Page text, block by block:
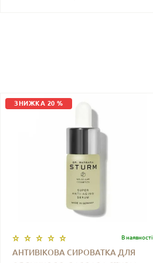
ЗНИЖКА 20 %
В наявностi
АНТИВІКОВА СИРОВАТКА ДЛЯ